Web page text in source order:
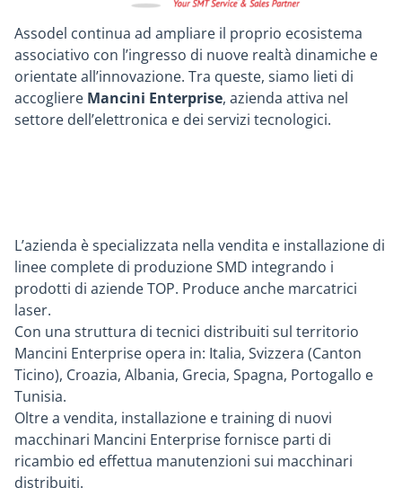
Assodel continua ad ampliare il proprio ecosistema
associativo con l’ingresso di nuove realtà dinamiche e
orientate all’innovazione. Tra queste, siamo lieti di
accogliere Mancini Enterprise, azienda attiva nel
settore dell’elettronica e dei servizi tecnologici.
L’azienda è specializzata nella vendita e installazione di
linee complete di produzione SMD integrando i
prodotti di aziende TOP. Produce anche marcatrici
laser.
Con una struttura di tecnici distribuiti sul territorio
Mancini Enterprise opera in: Italia, Svizzera (Canton
Ticino), Croazia, Albania, Grecia, Spagna, Portogallo e
Tunisia.
Oltre a vendita, installazione e training di nuovi
macchinari Mancini Enterprise fornisce parti di
ricambio ed effettua manutenzioni sui macchinari
distribuiti.